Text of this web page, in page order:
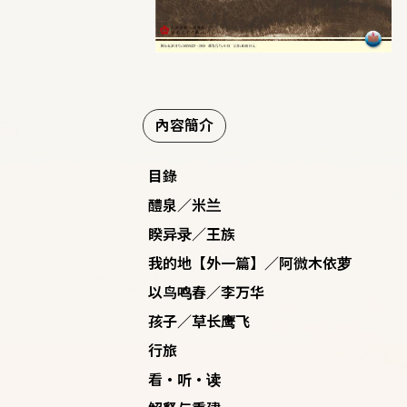
內容簡介
目錄
醴泉／米兰
睽异录／王族
我的地【外一篇】／阿微木依萝
以鸟鸣春／李万华
孩子／草长鹰飞
行旅
看·听·读